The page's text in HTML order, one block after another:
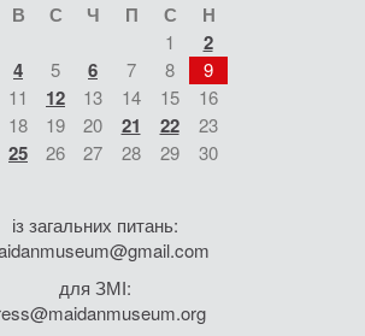
В С Ч П С Н
1 2
4 5 6 7 8
9
11 12 13 14 15
16
18 19 20 21 22
23
25 26 27 28 29
30
із загальних питань:
для ЗМІ: